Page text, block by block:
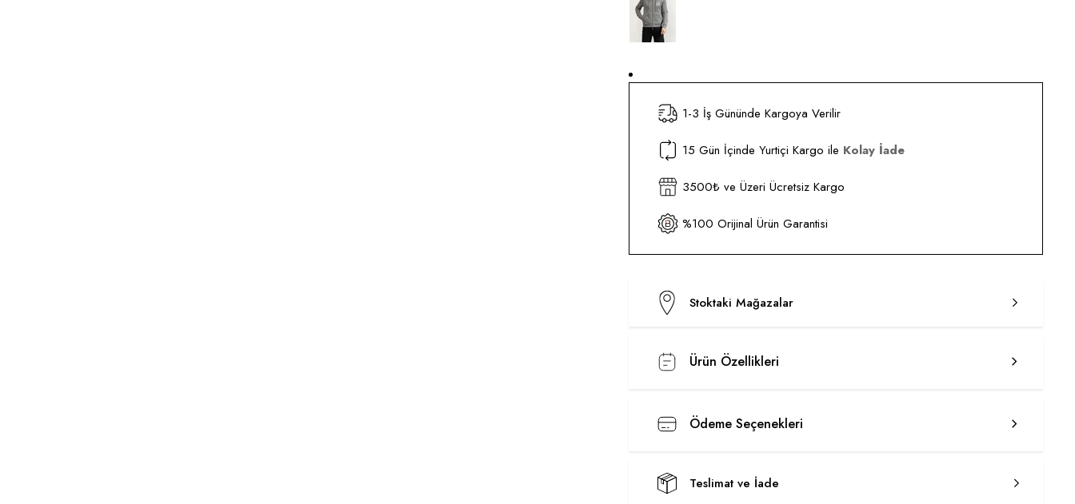
1-3 İş Gününde Kargoya Verilir
15 Gün İçinde Yurtiçi Kargo ile Kolay İade
3500₺ ve Üzeri Ücretsiz Kargo
%100 Orijinal Ürün Garantisi
Stoktaki Mağazalar
Ürün Özellikleri
Ödeme Seçenekleri
Teslimat ve İade